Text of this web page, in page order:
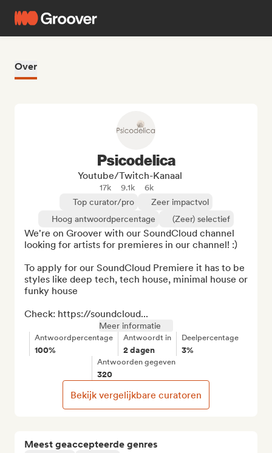
Over
Meest geaccepteerde genres
Psicodelica
Youtube/Twitch-Kanaal
17k 9.1k
6k
Top curator/pro
Zeer impactvol
Hoog antwoordpercentage
(Zeer) selectief
We're on Groover with our SoundCloud channel
looking for artists for premieres in our channel! :)
To apply for our SoundCloud Premiere it has to be
styles like deep tech, tech house, minimal house or
funky house
Check: https://soundcloud...
Meer informatie
Antwoordpercentage
100%
Antwoordt in
2 dagen
Deelpercentage
3%
Antwoorden gegeven
320
Bekijk vergelijkbare curatoren